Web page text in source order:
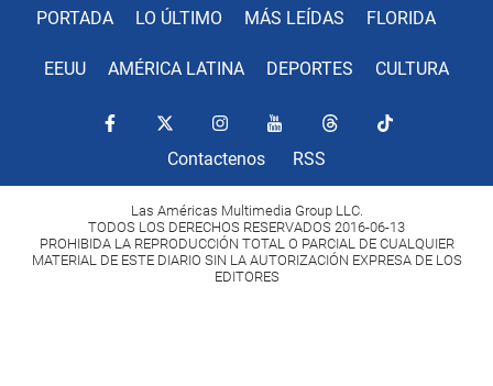
PORTADA LO ÚLTIMO MÁS LEÍDAS FLORIDA
EEUU AMÉRICA LATINA DEPORTES CULTURA
Contactenos RSS
Las Américas Multimedia Group LLC.
TODOS LOS DERECHOS RESERVADOS 2016-06-13
PROHIBIDA LA REPRODUCCIÓN TOTAL O PARCIAL DE CUALQUIER
MATERIAL DE ESTE DIARIO SIN LA AUTORIZACIÓN EXPRESA DE LOS
EDITORES